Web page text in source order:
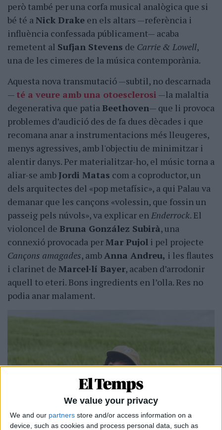
We value your privacy
We and our partners store and/or access information on a
device, such as cookies and process personal data, such as
però també per una corfa musical analògica que si
bé té aNick Drake en els altars —referència i
influència confessada públicament— acaba
remetent al Sufjan Stevens de Carrie & Lowell,
una de les cimeres de la música contemporània.
Aquesta nova transmutació —subtil, no descarnada
— té a veure amb una otoesclerosi —la malaltia
degenerativa que patiaBeethoven— que li provoca
problemes d’audició des de fa dues dècades i que
recomana anar a instrumentacions més lleugeres,
menys agressives, amb l'objectiu de minimitzar i
alentir danys. Per materialitzar-ho, el músic torna a
aliar-se ambJordi Matas com a coproductor, un
dels arquitectes del «pop metafísic», a qui Palau va
demanar que les cançons «volessin, que fossin un
passeig pels núvols», va explicar enEnderrock. El
violoncel de Bruna González Subirà, una
connexió provocada perMar Pujol i pel projecte
Cançons amagades, ambAnna Andreu, i les flautes
i clarinet de Marcel·lí Bayer, acaben d’arrodonir
aquell to eteri. Bons ingredients en l’olla. Res no
podia anar malament.